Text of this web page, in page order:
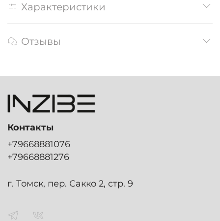
Характеристики
Отзывы
Контакты
+79668881076
+79668881276
г. Томск, пер. Сакко 2, стр. 9